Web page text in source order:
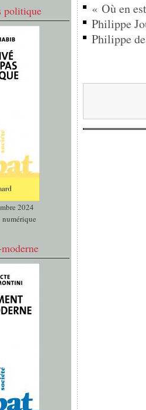
politique
2024
« Où en
Philippe
Philippe